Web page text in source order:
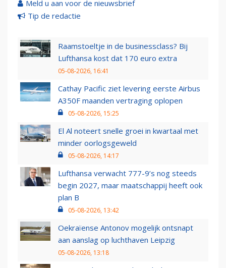
Meld u aan voor de nieuwsbrief
Tip de redactie
Raamstoeltje in de businessclass? Bij
Lufthansa kost dat 170 euro extra
05-08-2026, 16:41
Cathay Pacific ziet levering eerste Airbus
A350F maanden vertraging oplopen
05-08-2026, 15:25
El Al noteert snelle groei in kwartaal met
minder oorlogsgeweld
05-08-2026, 14:17
Lufthansa verwacht 777-9’s nog steeds
begin 2027, maar maatschappij heeft ook
plan B
05-08-2026, 13:42
Oekraïense Antonov mogelijk ontsnapt
aan aanslag op luchthaven Leipzig
05-08-2026, 13:18